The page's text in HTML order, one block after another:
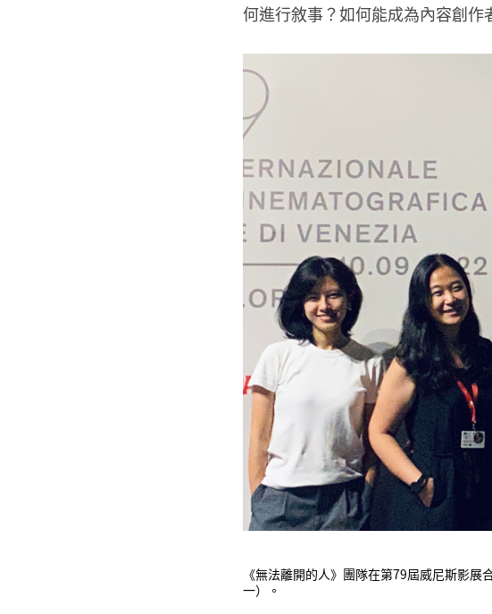
何進行敘事？如何能成為內容創
《無法離開的人》團隊在第79屆威尼斯影
一）。